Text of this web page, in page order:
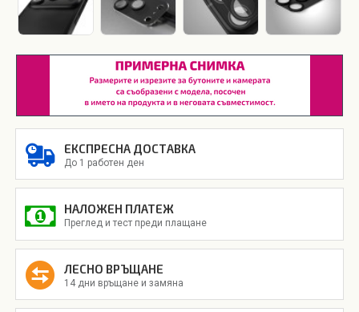
ЕКСПРЕСНА ДОСТАВКА
До 1 работен ден
НАЛОЖЕН ПЛАТЕЖ
Преглед и тест преди плащане
ЛЕСНО ВРЪЩАНЕ
14 дни връщане и замяна